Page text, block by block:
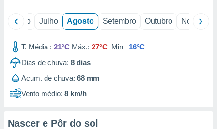
Junho Julho Agosto Setembro Outubro Novembro
T. Média : 21°C Máx.: 27°C Min: 16°C
Dias de chuva: 8 dias
Acum. de chuva: 68 mm
Vento médio: 8 km/h
Nascer e Pôr do sol